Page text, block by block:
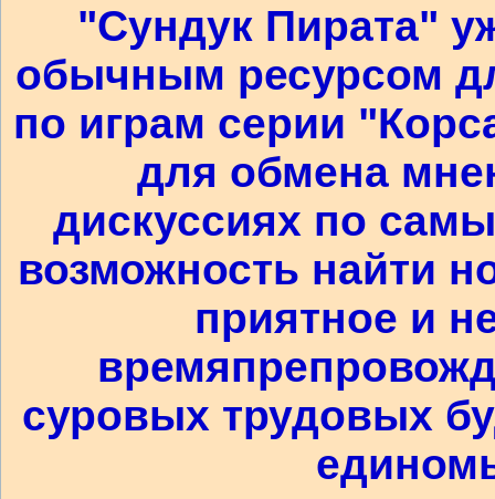
"Сундук Пирата"
обычным ресурсом
по играм серии
для обмена
дискуссиях по
возможность найти
приятное и
суровых трудовых